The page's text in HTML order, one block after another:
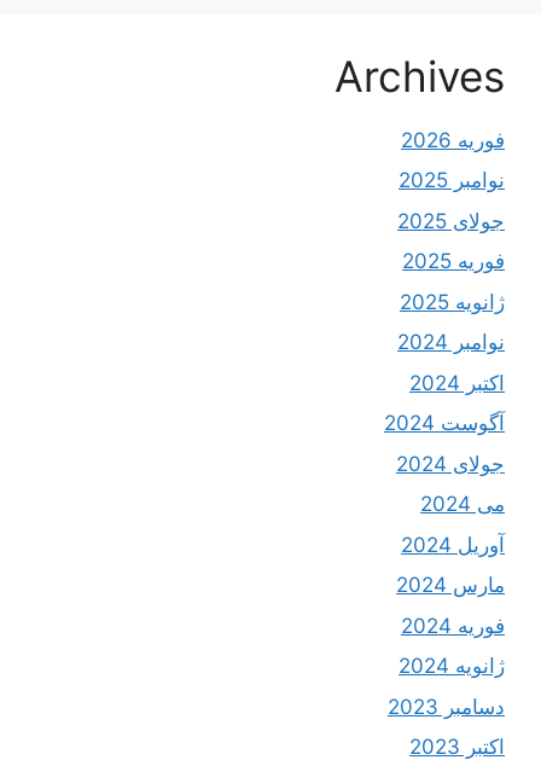
Archives
فوریه 2026
نوامبر 2025
جولای 2025
فوریه 2025
ژانویه 2025
نوامبر 2024
اکتبر 2024
آگوست 2024
جولای 2024
آوریل 2024
مارس 2024
فوریه 2024
ژانویه 2024
دسامبر 2023
اکتبر 2023